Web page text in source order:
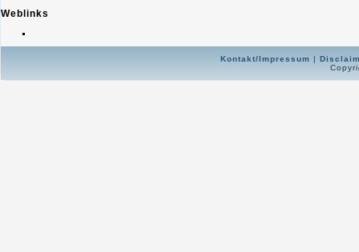
Weblinks
Kontakt/Impressum |